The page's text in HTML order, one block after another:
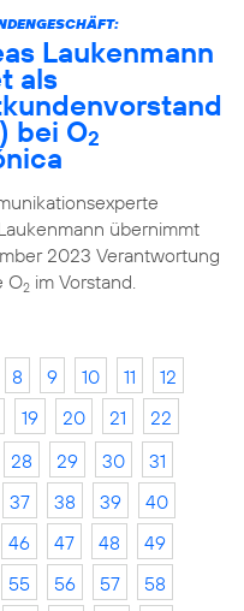
Laukenmann
als
bei O2
übernimmt
2023 Verantwortung
O2im Vorstand.
8 9 10 11
12
19 20 21
22
28 29 30
31
37 38 39
40
46 47 48
49
55 56 57
58